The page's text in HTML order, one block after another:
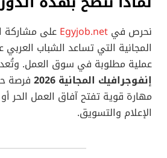
نحرص في Egyjob.netعلى مشاركة
المجانية التي تساعد الشباب
عملية مطلوبة في سوق العمل. وتُعد
إنفوجرافيك المجانية 2026
فرصة
مهارة قوية تفتح آفاق العمل الحر
الإعلام والتسويق.